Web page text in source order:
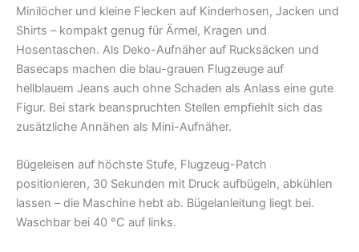
Minilöcher und kleine Flecken auf Kinderhosen, Jacken und
Shirts – kompakt genug für Ärmel, Kragen und
Hosentaschen. Als Deko-Aufnäher auf Rucksäcken und
Basecaps machen die blau-grauen Flugzeuge auf
hellblauem Jeans auch ohne Schaden als Anlass eine gute
Figur. Bei stark beanspruchten Stellen empfiehlt sich das
zusätzliche Annähen als Mini-Aufnäher.
Bügeleisen auf höchste Stufe, Flugzeug-Patch
positionieren, 30 Sekunden mit Druck aufbügeln, abkühlen
lassen – die Maschine hebt ab. Bügelanleitung liegt bei.
Waschbar bei 40 °C auf links.